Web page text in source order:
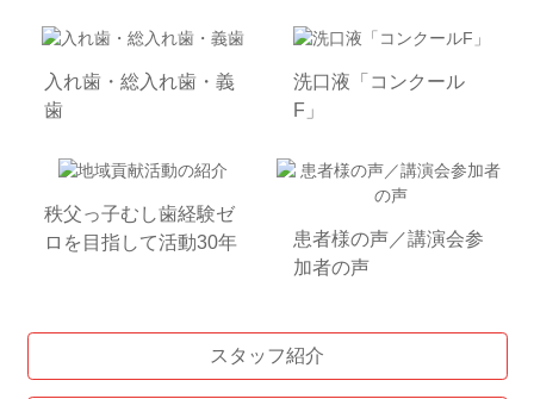
入れ歯・総入れ歯・義
歯
洗口液「コンクール
F」
秩父っ子むし歯経験ゼ
ロを目指して活動30年
患者様の声／講演会参
加者の声
スタッフ紹介